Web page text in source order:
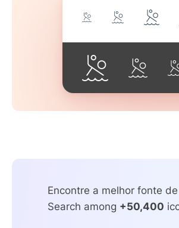
Encontre a melhor fonte
Search among +50,400